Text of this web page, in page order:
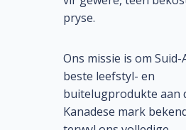
pryse.
Ons missie is om
beste leefstyl- en
buitelugprodukte aan
Kanadese mark